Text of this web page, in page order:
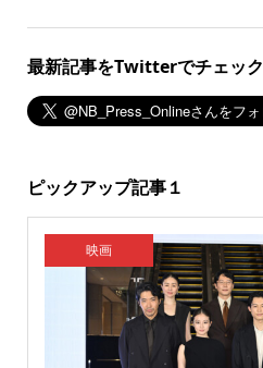
最新記事をTwitterでチェック
ピックアップ記事１
映画